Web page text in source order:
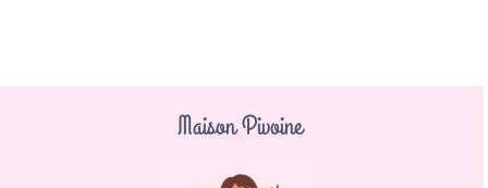
Maison Pivoine